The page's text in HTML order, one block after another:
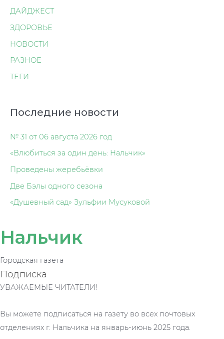
ДАЙДЖЕСТ
ЗДОРОВЬЕ
НОВОСТИ
РАЗНОЕ
ТЕГИ
Последние новости
№ 31 от 06 августа 2026 год
«Влюбиться за один день: Нальчик»
Проведены жеребьёвки
Две Бэлы одного сезона
«Душевный сад» Зульфии Мусуковой
Нальчик
Городская газета
Подписка
УВАЖАЕМЫЕ ЧИТАТЕЛИ!
Вы можете подписаться на газету во всех почтовых
отделениях г. Нальчика на январь-июнь 2025 года.